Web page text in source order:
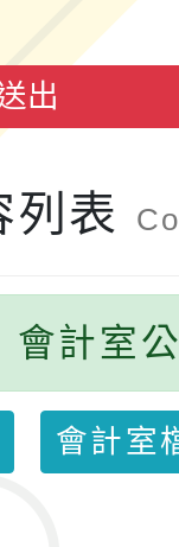
習理「台
教學示
習扶助
-2：國
畫」
部表揚
獎」實
出
列表
會計室
會計室